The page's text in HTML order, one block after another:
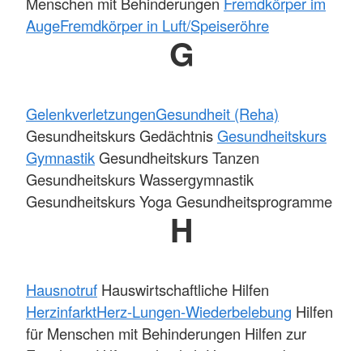
AugeFremdkörper in Luft/Speiseröhre
G
GelenkverletzungenGesundheit (Reha)
Gesundheitskurs GedächtnisGesundheitskurs
GymnastikGesundheitskurs Tanzen
Gesundheitskurs Wassergymnastik
Gesundheitskurs Yoga Gesundheitsprogramme
H
Hausnotruf Hauswirtschaftliche Hilfen
HerzinfarktHerz-Lungen-Wiederbelebung Hilfen
für Menschen mit Behinderungen Hilfen zur